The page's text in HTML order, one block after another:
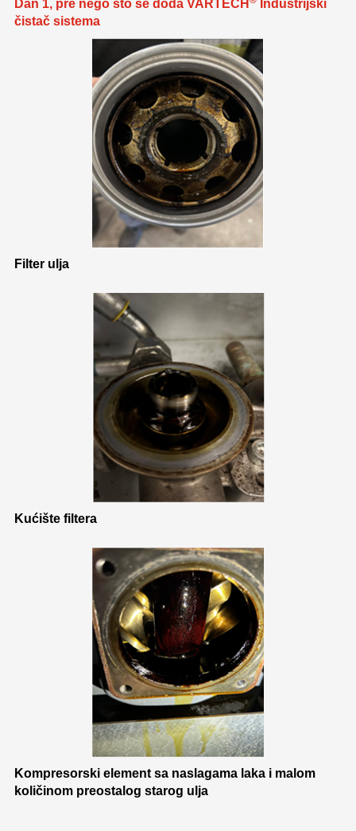
Dan 1, pre nego što se doda VARTECH
Industrijski
čistač sistema
Filter ulja
Kućište filtera
Kompresorski element sa naslagama laka i malom
količinom preostalog starog ulja